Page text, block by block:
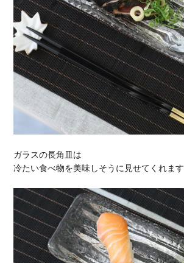
ガラスの長角皿は
冷たい食べ物を美味しそうに見せてくれます